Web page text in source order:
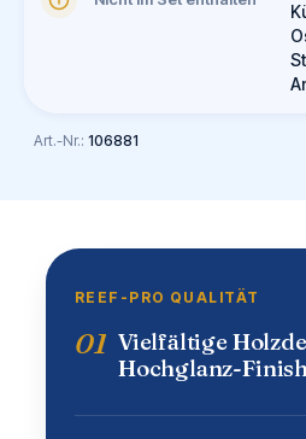
Art.-Nr.: 106881
REEF-PRO QUALITÄT
01 Vielfältige
Hochglanz-